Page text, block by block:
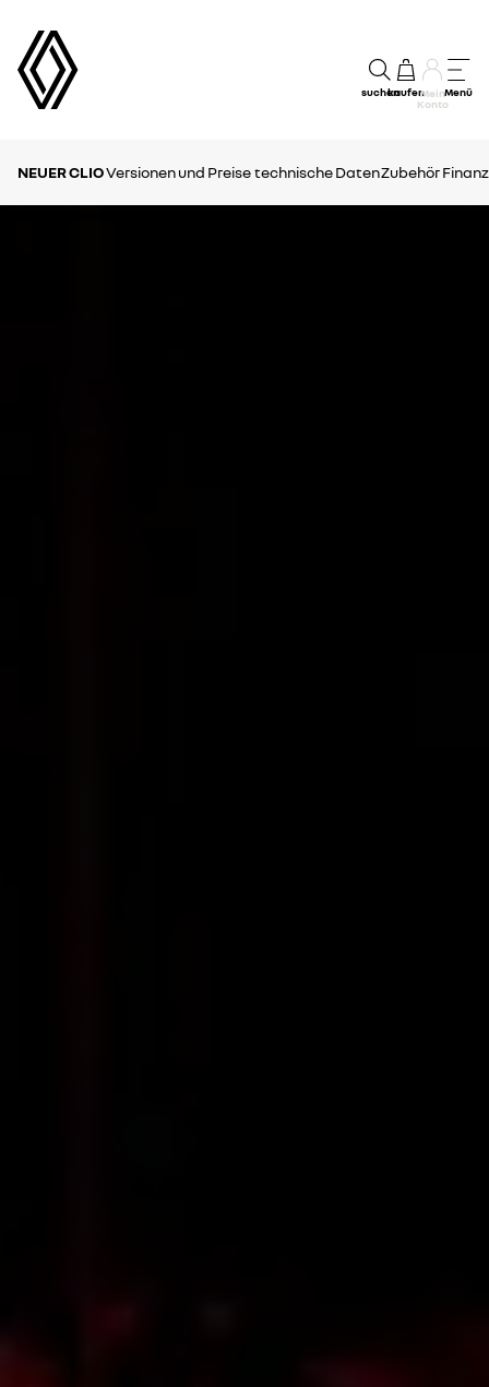
suchenkaufenMein
Konto
Menü
NEUER CLIOVersionen und Preisetechnische DatenZubehör